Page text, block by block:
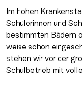
Im hohen
Schülerinnen und
bestimmten Bädern
weise schon
stehen wir vor der
Schulbetrieb mit